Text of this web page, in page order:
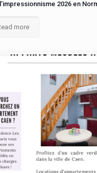
2026 en
more